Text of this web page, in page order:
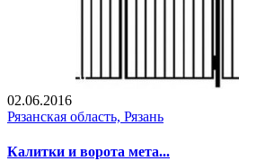
02.06.2016
Рязанская область, Рязань
Калитки и ворота мета...